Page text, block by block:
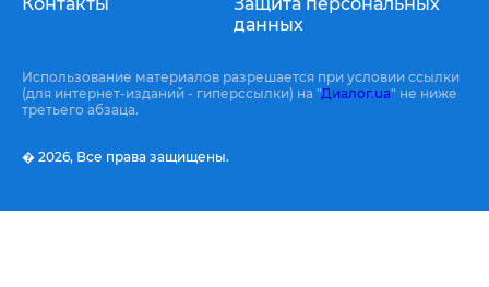
Контакты
Защита персональных
данных
Использование материалов разрешается при условии ссылки
(для интернет-изданий - гиперссылки) на "Диалог.ua" не ниже
третьего абзаца.
� 2026, Все права защищены.